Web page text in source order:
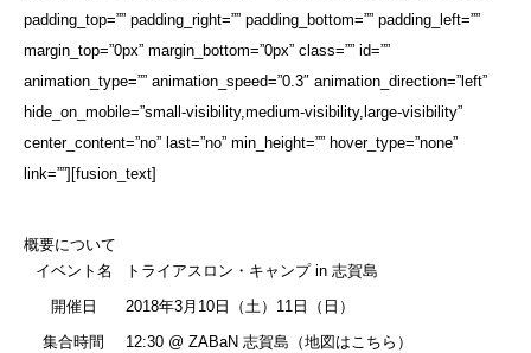
padding_top=”” padding_right=”” padding_bottom=”” padding_left=””
margin_top=”0px” margin_bottom=”0px” class=”” id=””
animation_type=”” animation_speed=”0.3″ animation_direction=”left”
hide_on_mobile=”small-visibility,medium-visibility,large-visibility”
center_content=”no” last=”no” min_height=”” hover_type=”none”
link=””][fusion_text]
概要について
イベント名
トライアスロン・キャンプ in 志賀島
開催日
2018年3月10日（土）11日（日）
集合時間
12:30 @ ZABaN 志賀島（地図はこちら ）